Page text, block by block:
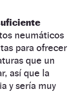
neumáticos
para ofrecer
que un
así que la
y sería muy